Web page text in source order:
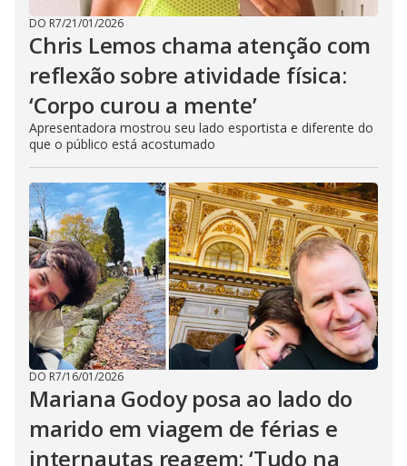
DO R7/21/01/2026
Chris Lemos chama atenção com
reflexão sobre atividade física:
‘Corpo curou a mente’
Apresentadora mostrou seu lado esportista e diferente do
que o público está acostumado
DO R7/16/01/2026
Mariana Godoy posa ao lado do
marido em viagem de férias e
internautas reagem: ‘Tudo na